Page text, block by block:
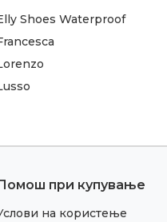
Shoes Waterproof
Помош при купување
на користење